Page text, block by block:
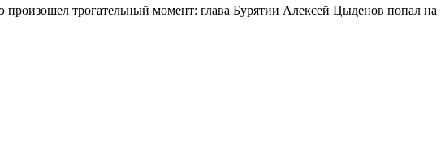
трогательный момент: глава Бурятии Алексей Цыденов попал на